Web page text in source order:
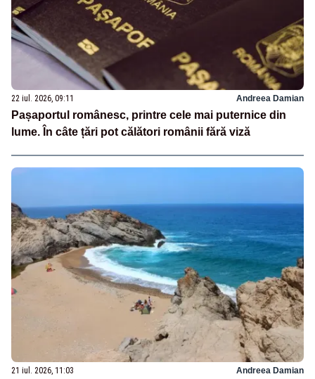
22 iul. 2026, 09:11 Andreea Damian
Pașaportul românesc, printre cele mai puternice din
lume. În câte țări pot călători românii fără viză
21 iul. 2026, 11:03 Andreea Damian